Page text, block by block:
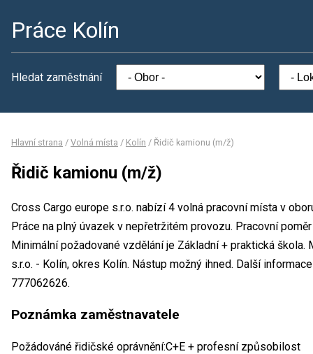
Práce Kolín
Hledat zaměstnání
Hlavní strana / Volná místa / Kolín / Řidič kamionu (m/ž)
Řidič kamionu (m/ž)
Cross Cargo europe s.r.o. nabízí 4 volná pracovní místa v
Práce na plný úvazek v nepřetržitém provozu. Pracovní
Minimální požadované vzdělání je Základní + praktická
s.r.o. - Kolín, okres Kolín. Nástup možný ihned. Další
777062626.
Poznámka zaměstnavatele
Požádováné řidičské oprávnění:C+E + profesní způsobilost